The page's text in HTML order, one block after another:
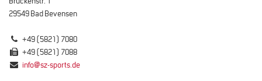
Brückenstr. 1
29549 Bad Bevensen
+49 (5821) 7080
+49 (5821) 7088
info@sz-sports.de